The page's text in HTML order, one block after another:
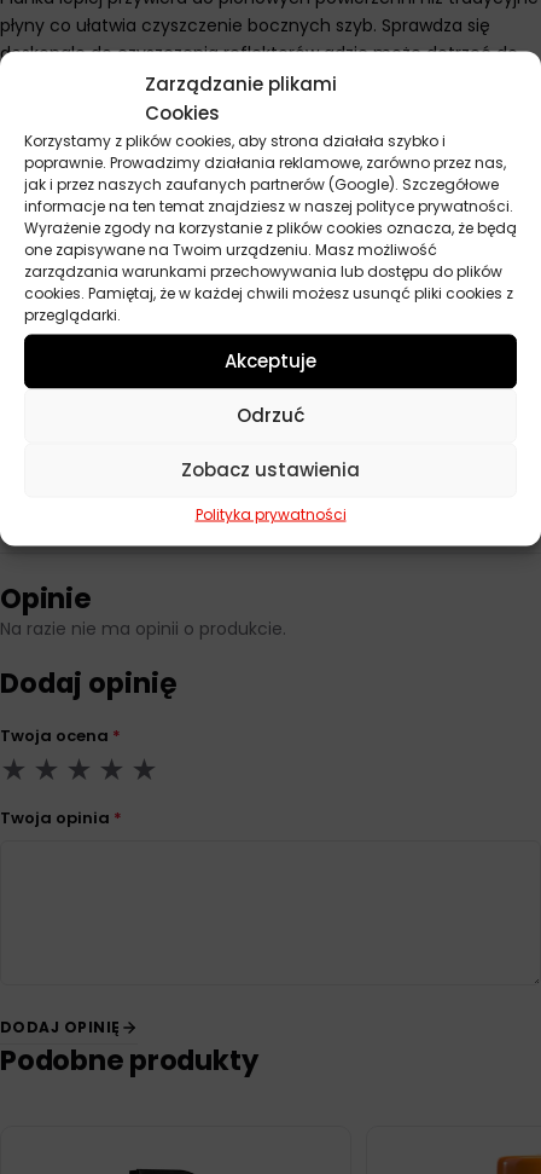
Zarządzanie plikami
Cookies
Korzystamy z plików cookies, aby strona działała szybko i
poprawnie. Prowadzimy działania reklamowe, zarówno przez nas,
jak i przez naszych zaufanych partnerów (Google). Szczegółowe
informacje na ten temat znajdziesz w naszej polityce prywatności.
Wyrażenie zgody na korzystanie z plików cookies oznacza, że będą
one zapisywane na Twoim urządzeniu. Masz możliwość
zarządzania warunkami przechowywania lub dostępu do plików
cookies. Pamiętaj, że w każdej chwili możesz usunąć pliki cookies z
przeglądarki.
Akceptuje
Odrzuć
Zobacz ustawienia
Polityka prywatności
płyny co ułatwia czyszczenie bocznych szyb. Sprawdza się
doskonale do czyszczenia reflektorów gdzie może dotrzeć do
zagłębień i trudno dostępnych miejsc. Unikaj aplikacji w bardzo
wysokich temperaturach gdy pianka może zbyt szybko
wysychać. Jedna aplikacja usuwa większość standardowych
zabrudzeń bez konieczności wielokrotnego pocierania.
Szczególnie skuteczna przy usuwaniu odcisków palców i
tłustych smug z wewnętrznej strony szyb. Idealna do
regularnego utrzymania czystości wszystkich przezroczystych
elementów pojazdu.
Parametry techniczne
Opinie
Na razie nie ma opinii o produkcie.
Dodaj opinię
Twoja ocena *
Twoja opinia *
DODAJ OPINIĘ
Podobne produkty